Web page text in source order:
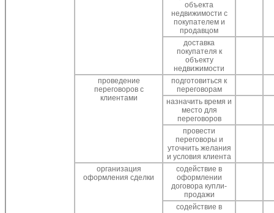
объекта
недвижимости с
покупателем и
продавцом
доставка
покупателя к
объекту
недвижимости
проведение
переговоров с
клиентами
подготовиться к
переговорам
назначить время и
место для
переговоров
провести
переговоры и
уточнить желания
и условия клиента
организация
оформления сделки
содействие в
оформлении
договора купли-
продажи
содействие в